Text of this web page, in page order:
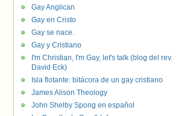
Gay Anglican
Gay en Cristo
Gay se nace.
Gay y Cristiano
I'm Christian, I'm Gay, let's talk (blog del rev.
David Eck)
Isla flotante: bitácora de un gay cristiano
James Alison Theology
John Shelby Spong en español